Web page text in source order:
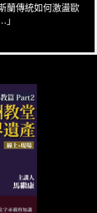
蘭傳統如何激盪歐
」